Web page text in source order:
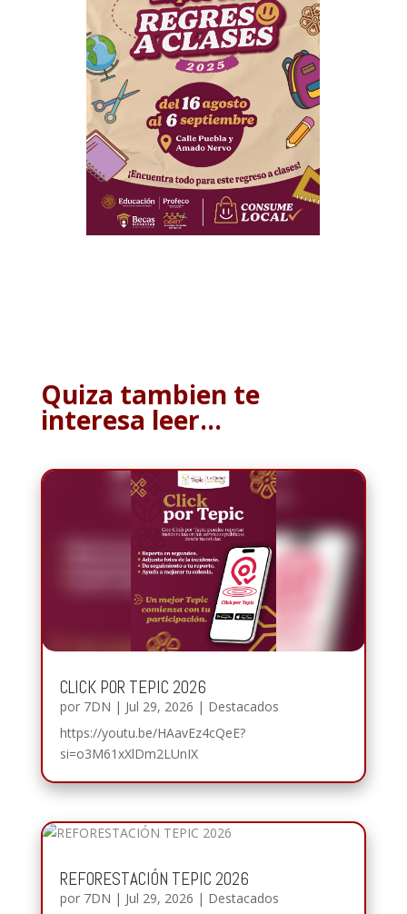
Quiza tambien te
interesa leer…
CLICK POR TEPIC 2026
por 7DN | Jul 29, 2026 | Destacados
https://youtu.be/HAavEz4cQeE?
si=o3M61xXlDm2LUnIX
REFORESTACIÓN TEPIC 2026
por 7DN | Jul 29, 2026 | Destacados